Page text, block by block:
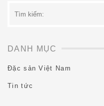
kiếm:
DANH MỤC
Đặc sản Việt Nam
Tin tức